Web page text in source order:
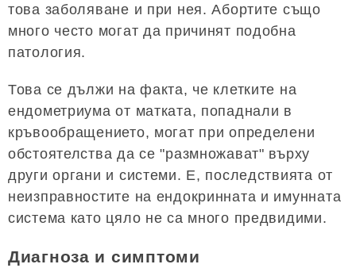
това заболяване и при нея. Абортите също
много често могат да причинят подобна
патология.
Това се дължи на факта, че клетките на
ендометриума от матката, попаднали в
кръвообращението, могат при определени
обстоятелства да се "размножават" върху
други органи и системи. Е, последствията от
неизправностите на ендокринната и имунната
система като цяло не са много предвидими.
Диагноза и симптоми